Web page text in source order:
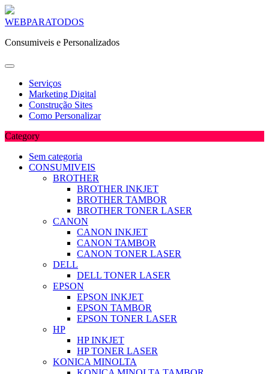
Skip
content
WEBPARATODOS
Consumiveis e Personalizados
Serviços
Marketing Digital
Construção Sites
Como Personalizar
Category
Sem categoria
CONSUMIVEIS
BROTHER
BROTHER INKJET
BROTHER TAMBOR
BROTHER TONER LASER
CANON
CANON INKJET
CANON TAMBOR
CANON TONER LASER
DELL
DELL TONER LASER
EPSON
EPSON INKJET
EPSON TAMBOR
EPSON TONER LASER
HP
HP INKJET
HP TONER LASER
KONICA MINOLTA